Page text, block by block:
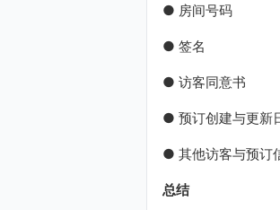
● 房间号码
● 签名
● 访客同意书
● 预订创建与更新
● 其他访客与预订
总结